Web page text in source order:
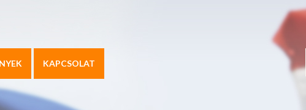
KAPCSOLAT